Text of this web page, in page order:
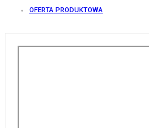
OFERTA PRODUKTOWA